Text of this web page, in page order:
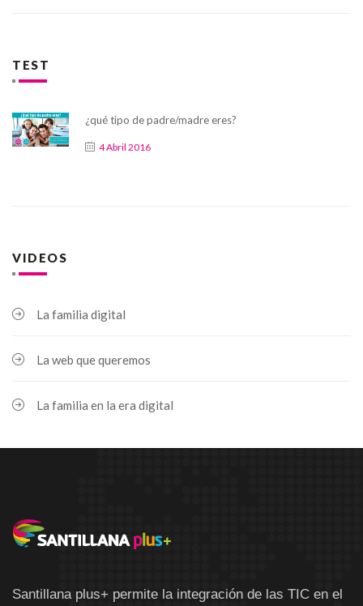
TEST
¿qué tipo de padre/madre eres?
4 Abril 2016
VIDEOS
La familia digital
La web que queremos
La familia en la era digital
Santillana plus+ permite la integración de las TIC en el